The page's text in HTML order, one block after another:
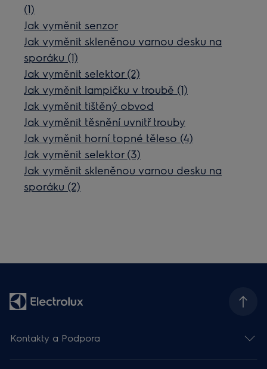
(1)
Jak vyměnit senzor
Jak vyměnit skleněnou varnou desku na
sporáku (1)
Jak vyměnit selektor (2)
Jak vyměnit lampičku v troubě (1)
Jak vyměnit tištěný obvod
Jak vyměnit těsnění uvnitř trouby
Jak vyměnit horní topné těleso (4)
Jak vyměnit selektor (3)
Jak vyměnit skleněnou varnou desku na
sporáku (2)
Kontakty a Podpora